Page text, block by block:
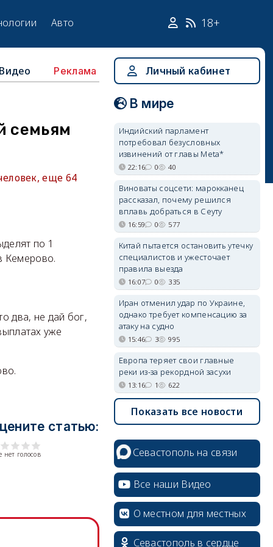
Авто 18+
Видео Реклама
семьям
еще 64
по 1
Кемерово.
два, не дай бог,
уже
статью:
нет голосов
Личный кабинет
В мире
Индийский парламент
потребовал безусловных
извинений от главы Meta*
22:16 0 40
Виноваты соцсети: марокканец
рассказал, почему решился
вплавь добраться в Сеуту
16:59 0 577
Китай пытается остановить утечку
специалистов и ужесточает
правила выезда
16:07 0 335
Иран отменил удар по Украине,
однако требует компенсацию за
атаку на судно
15:46 3 995
Европа теряет свои главные
реки из-за рекордной засухи
13:16 1 622
Показать все новости
Севастополь на связи
Все наши Видео
О местном для местных
Севастополь в сердце